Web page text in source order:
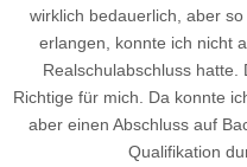
wirklich bedauerlich, aber
erlangen, konnte ich nicht
Realschulabschluss
Richtige für mich. Da konnte
aber einen Abschluss auf
Qualifikation